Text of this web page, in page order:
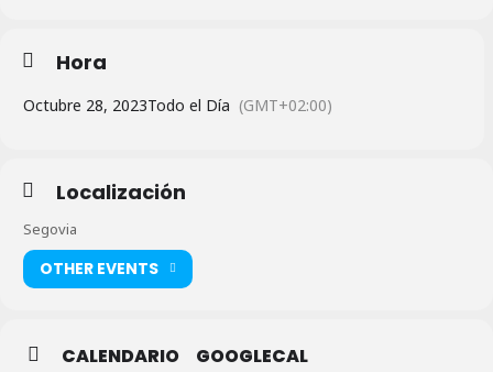
Hora
Octubre 28, 2023Todo el Día (GMT+02:00)
Localización
Segovia
OTHER EVENTS
CALENDARIO GOOGLECAL